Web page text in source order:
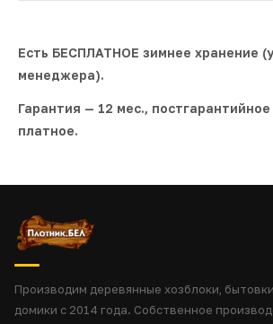
Есть БЕСПЛАТНОЕ зимнее хранение
менеджера).
Гарантия — 12 мес.,
платное.
Производим деревянные хозблоки,
домики с 2014 года. Собственное